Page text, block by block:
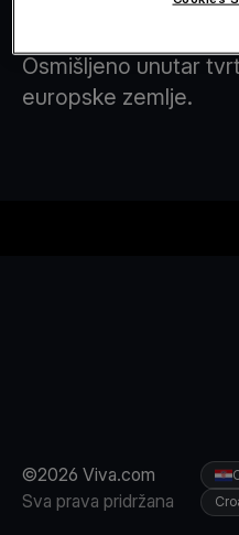
Osmišljeno unutar
europske zemlje.
©2026 Viva.com
Sva prava pridržana